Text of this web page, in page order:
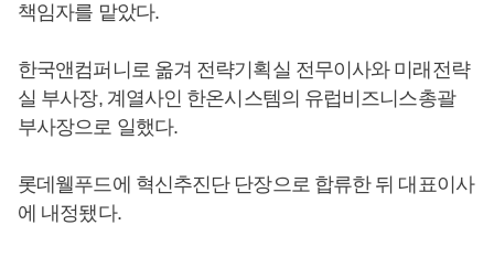
책임자를 맡았다.
한국앤컴퍼니로 옮겨 전략기획실 전무이사와 미래전략
실 부사장, 계열사인 한온시스템의 유럽비즈니스총괄
부사장으로 일했다.
롯데웰푸드에 혁신추진단 단장으로 합류한 뒤 대표이사
에 내정됐다.